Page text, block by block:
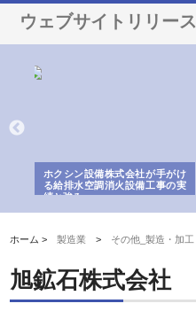
ウェブサイトリリース
ホクシン設備株式会社が手がけ
る給排水空調消火設備工事の実
績と強み
ホーム >製造業 > その他_製造・加工
旭鉱石株式会社